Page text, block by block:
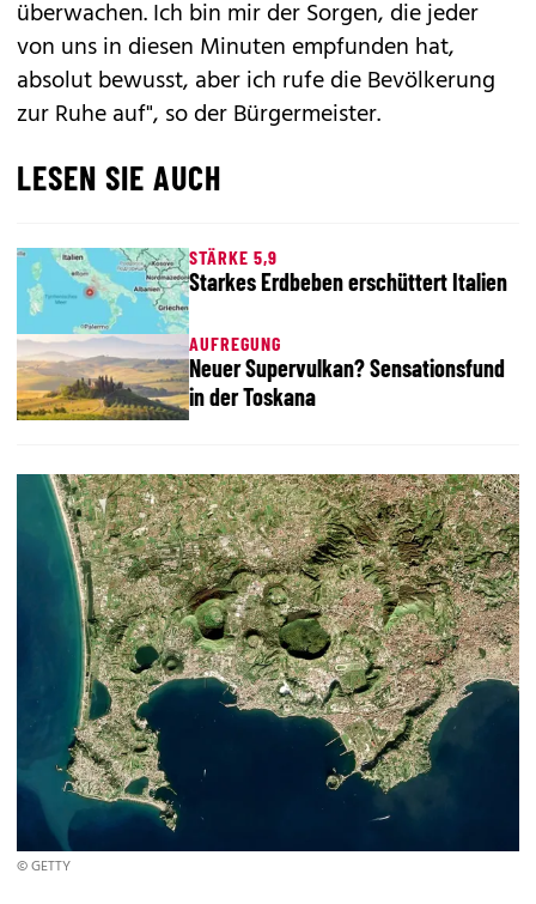
überwachen. Ich bin mir der Sorgen, die jeder
von uns in diesen Minuten empfunden hat,
absolut bewusst, aber ich rufe die Bevölkerung
zur Ruhe auf", so der Bürgermeister.
LESEN SIE AUCH
STÄRKE 5,9
Starkes Erdbeben erschüttert Italien
AUFREGUNG
Neuer Supervulkan? Sensationsfund
in der Toskana
© GETTY